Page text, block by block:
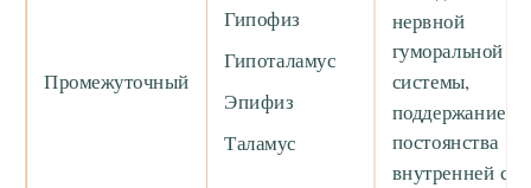
Промежуточный
Гипофиз
Гипоталамус
Эпифиз
Таламус
нервной
гуморальной
системы,
поддержание
постоянства
внутренней